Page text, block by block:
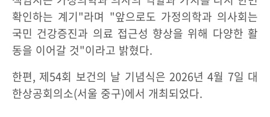
확인하는 계기"라며 "앞으로도 가정의학과 의사회는
국민 건강증진과 의료 접근성 향상을 위해 다양한 활
동을 이어갈 것"이라고 밝혔다.
한편, 제54회 보건의 날 기념식은 2026년 4월 7일 대
한상공회의소(서울 중구)에서 개최되었다.